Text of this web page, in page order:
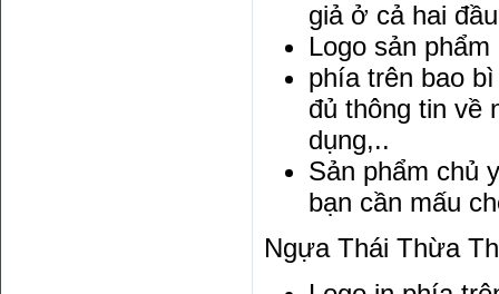
giả ở cả hai
Logo sản
phía trên bao
đủ thông tin về
dụng,..
Sản phẩm chủ
bạn cần mấu
Ngựa Thái Thừa